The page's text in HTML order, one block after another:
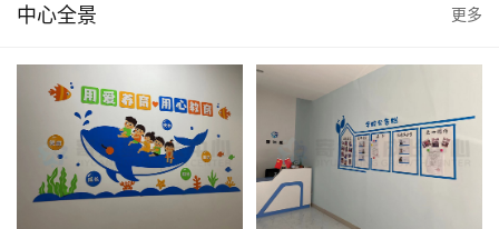
中心全景 更多